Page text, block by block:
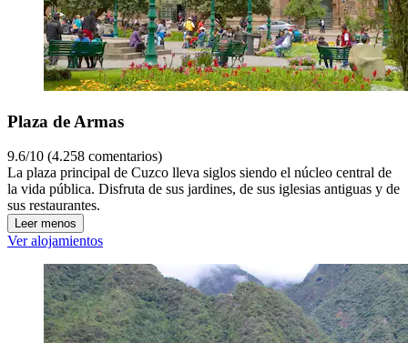
Plaza de Armas
9.6/10 (4.258 comentarios)
La plaza principal de Cuzco lleva siglos siendo el núcleo central de
la vida pública. Disfruta de sus jardines, de sus iglesias antiguas y de
sus restaurantes.
Leer menos
Ver alojamientos